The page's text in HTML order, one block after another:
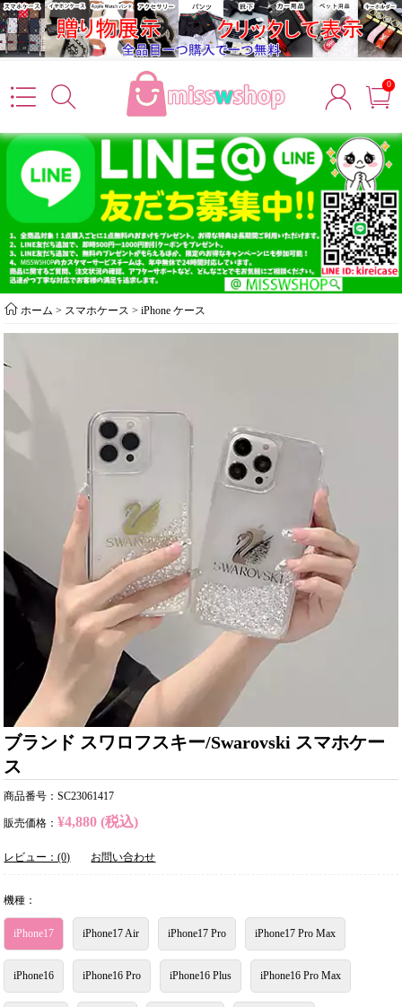
0
ホーム > スマホケース >iPhone ケース
ブランド スワロフスキー/Swarovski スマホケー
ス
商品番号：SC23061417
販売価格： ¥4,880 (税込)
レビュー：(0) お問い合わせ
機種：
iPhone17 iPhone17 Air iPhone17 Pro iPhone17 Pro Max
iPhone16 iPhone16 Pro iPhone16 Plus iPhone16 Pro Max